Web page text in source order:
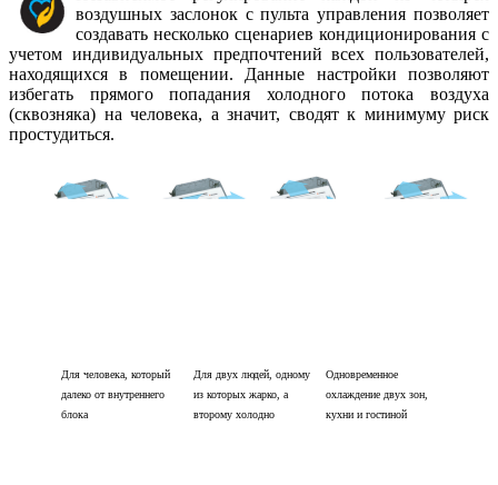
воздушных заслонок с пульта управления позволяет
создавать несколько сценариев кондиционирования с
учетом индивидуальных предпочтений всех пользователей,
находящихся в помещении. Данные настройки позволяют
избегать прямого попадания холодного потока воздуха
(сквозняка) на человека, а значит, сводят к минимуму риск
простудиться.
Для человека, который
далеко от внутреннего
блока
Для двух людей, одному
из которых жарко, а
второму холодно
Одновременное
охлаждение двух зон,
кухни и гостиной